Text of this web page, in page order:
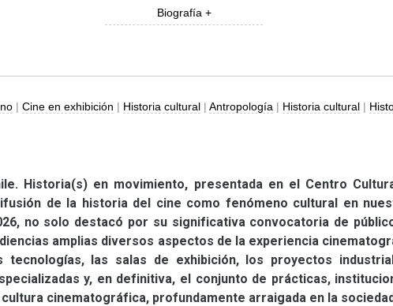
Biografía +
|Cine en exhibición | Historia cultural |Antropología | Historia cultural |
Historia(s) en movimiento, presentada en el Centro
de la historia del cine como fenómeno cultural en
no solo destacó por su significativa convocatoria de
amplias diversos aspectos de la experiencia
tecnologías, las salas de exhibición, los proyectos
y, en definitiva, el conjunto de prácticas,
cinematográfica, profundamente arraigada en la